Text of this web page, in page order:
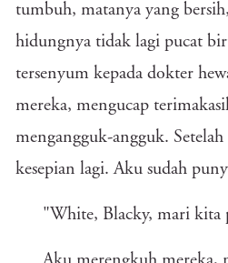
tumbuh, matanya yang
hidungnya tidak lagi pucat
tersenyum kepada dokter
mereka, mengucap
mengangguk-angguk.
kesepian lagi. Aku sudah
"White, Blacky, mari kita